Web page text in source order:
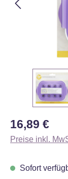
Regulärer Preis:
16,89 €
Preise inkl.
Sofort